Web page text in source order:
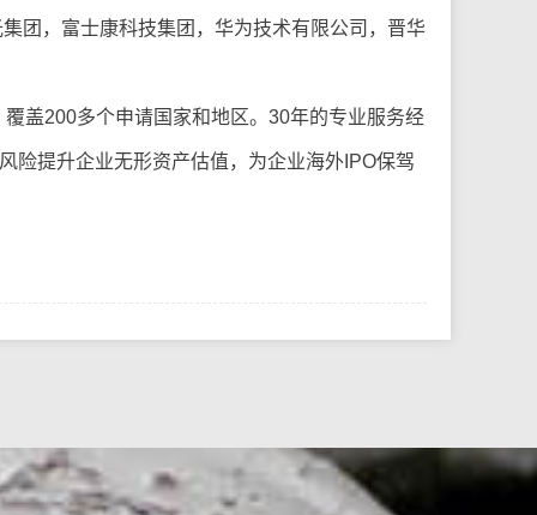
团，富士康科技集团，华为技术有限公司，晋华
盖200多个申请国家和地区。30年的专业服务经
险提升企业无形资产估值，为企业海外IPO保驾